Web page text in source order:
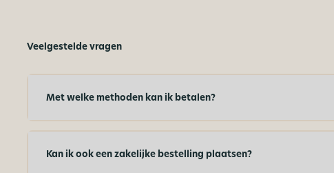
Veelgestelde vragen
Met welke methoden kan ik betalen?
Kan ik ook een zakelijke bestelling plaatsen?